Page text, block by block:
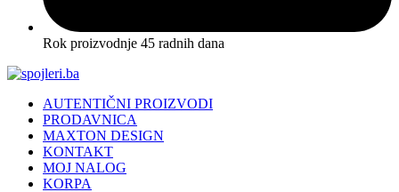
Rok proizvodnje 45 radnih dana
AUTENTIČNI PROIZVODI
PRODAVNICA
MAXTON DESIGN
KONTAKT
MOJ NALOG
KORPA